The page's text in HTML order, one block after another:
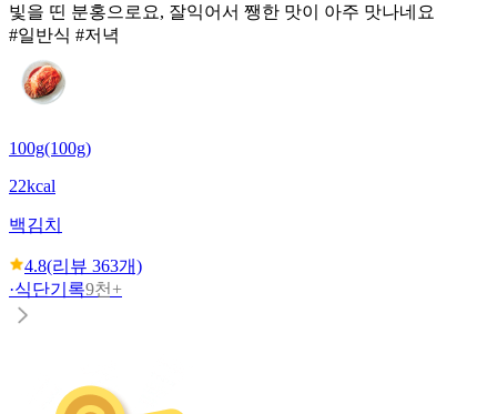
빛을 띤 분홍으로요, 잘익어서 쨍한 맛이 아주 맛나네요
#일반식 #저녁
100g(100g)
22kcal
백김치
4.8(리뷰 363개)
·식단기록9천+